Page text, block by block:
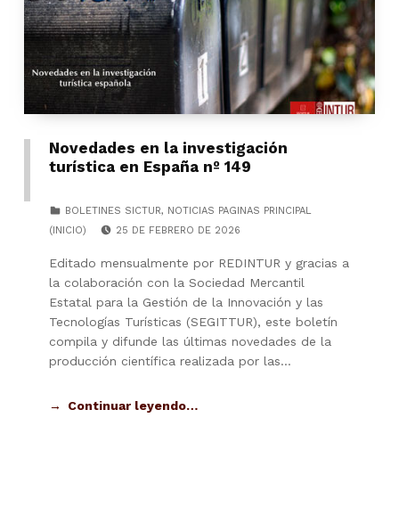
Novedades en la investigación
turística en España nº 149
BOLETINES SICTUR, NOTICIAS PAGINAS PRINCIPAL
(INICIO)
25 DE FEBRERO DE 2026
Editado mensualmente por REDINTUR y gracias a
la colaboración con la Sociedad Mercantil
Estatal para la Gestión de la Innovación y las
Tecnologías Turísticas (SEGITTUR), este boletín
compila y difunde las últimas novedades de la
producción científica realizada por las…
Continuar leyendo…